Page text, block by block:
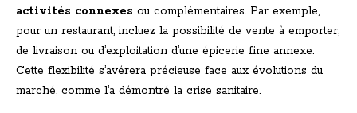
activités connexes ou complémentaires. Par exemple,
pour un restaurant, incluez la possibilité de vente à emporter,
de livraison ou d’exploitation d’une épicerie fine annexe.
Cette flexibilité s’avérera précieuse face aux évolutions du
marché, comme l’a démontré la crise sanitaire.